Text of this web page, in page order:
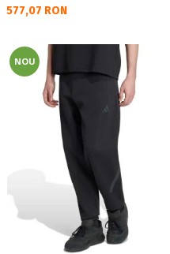
Текуща цена:
577,07 RON
NOU